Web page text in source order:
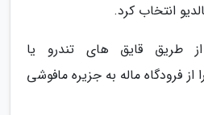
انتخاب کرد.
طریق قایق های تندرو یا
از فرودگاه ماله به جزیره مافوشی